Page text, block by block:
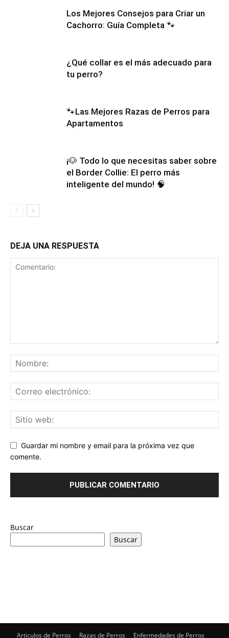
Los Mejores Consejos para Criar un
Cachorro: Guía Completa 🐾
¿Qué collar es el más adecuado para
tu perro?
🐾Las Mejores Razas de Perros para
Apartamentos
¡🐶 Todo lo que necesitas saber sobre
el Border Collie: El perro más
inteligente del mundo! 🧠
DEJA UNA RESPUESTA
Guardar mi nombre y email para la próxima vez que
comente.
Buscar
Buscar
Articulos de Perros Razas de Perros Enfermedades de Perros